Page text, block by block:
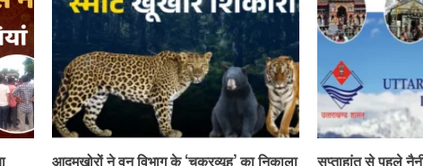
आदमखोरों ने वन विभाग के ‘चक्रव्यूह’ का निकाला
सप्ताहांत से पहले